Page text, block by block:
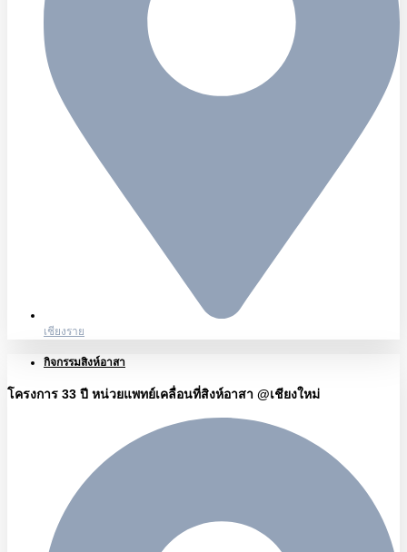
เชียงราย
กิจกรรมสิงห์อาสา
โครงการ 33 ปี หน่วยแพทย์เคลื่อนที่สิงห์อาสา @เชียงใหม่